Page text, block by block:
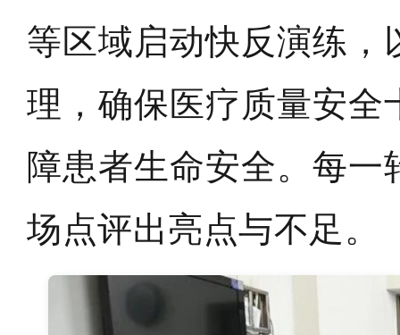
等区域启动快反演练
理，确保医疗质量安全
障患者生命安全。每
场点评出亮点与不足。